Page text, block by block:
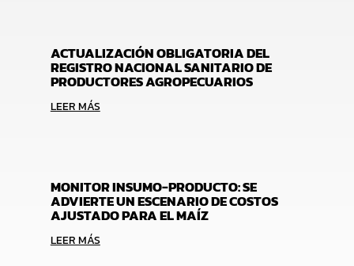
ACTUALIZACIÓN OBLIGATORIA DEL
REGISTRO NACIONAL SANITARIO DE
PRODUCTORES AGROPECUARIOS
LEER MÁS
MONITOR INSUMO-PRODUCTO: SE
ADVIERTE UN ESCENARIO DE COSTOS
AJUSTADO PARA EL MAÍZ
LEER MÁS